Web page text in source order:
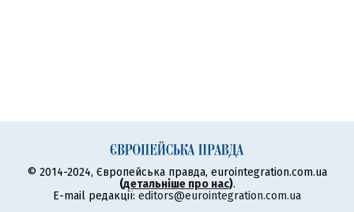
© 2014-2024, Європейська правда, eurointegration.com.ua
(детальніше про нас).
E-mail редакції: editors@eurointegration.com.ua